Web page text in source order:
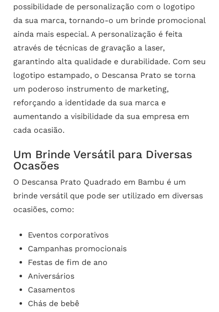
possibilidade de personalização com o logotipo
da sua marca, tornando-o um brinde promocional
ainda mais especial. A personalização é feita
através de técnicas de gravação a laser,
garantindo alta qualidade e durabilidade. Com seu
logotipo estampado, o Descansa Prato se torna
um poderoso instrumento de marketing,
reforçando a identidade da sua marca e
aumentando a visibilidade da sua empresa em
cada ocasião.
Um Brinde Versátil para Diversas
Ocasões
O Descansa Prato Quadrado em Bambu é um
brinde versátil que pode ser utilizado em diversas
ocasiões, como:
Eventos corporativos
Campanhas promocionais
Festas de fim de ano
Aniversários
Casamentos
Chás de bebê